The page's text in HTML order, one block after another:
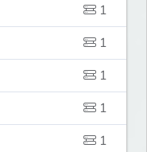
1
1
1
1
1